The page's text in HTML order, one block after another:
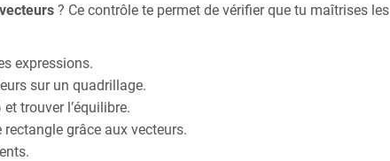
vecteurs ? Ce contrôle te permet de vérifier que tu maîtrises les
expressions.
sur un quadrillage.
trouver l’équilibre.
grâce aux vecteurs.